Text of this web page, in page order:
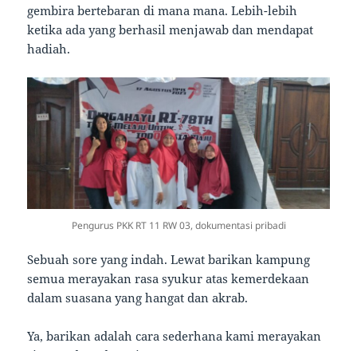
gembira bertebaran di mana mana. Lebih-lebih
ketika ada yang berhasil menjawab dan mendapat
hadiah.
Pengurus PKK RT 11 RW 03, dokumentasi pribadi
Sebuah sore yang indah. Lewat barikan kampung
semua merayakan rasa syukur atas kemerdekaan
dalam suasana yang hangat dan akrab.
Ya, barikan adalah cara sederhana kami merayakan